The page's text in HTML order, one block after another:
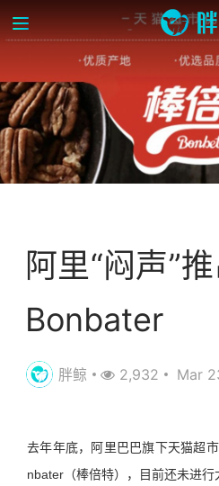
阿里“闷声”
Bonbater
胖鲸 2,932 Mar
去年年底，阿里巴巴旗下天猫超
nbater（棒倍特），目前还未进行